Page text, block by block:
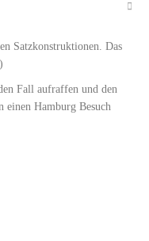
Satzkonstruktionen. Das
Fall aufraffen und den
einen Hamburg Besuch